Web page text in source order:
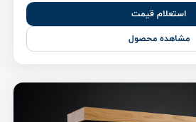
استعلام قیمت
مشاهده محصول